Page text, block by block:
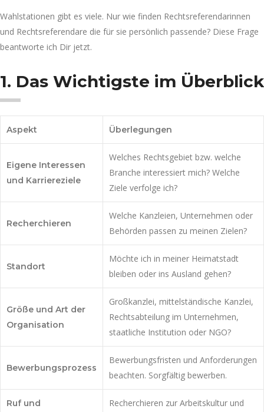
Wahlstationen gibt es viele. Nur wie finden Rechtsreferendarinnen
und Rechtsreferendare die für sie persönlich passende? Diese Frage
beantworte ich Dir jetzt.
1. Das Wichtigste im Überblick
Aspekt Überlegungen
Eigene Interessen
und Karriereziele
Welches Rechtsgebiet bzw. welche
Branche interessiert mich? Welche
Ziele verfolge ich?
Recherchieren
Welche Kanzleien, Unternehmen oder
Behörden passen zu meinen Zielen?
Standort
Möchte ich in meiner Heimatstadt
bleiben oder ins Ausland gehen?
Größe und Art der
Organisation
Großkanzlei, mittelständische Kanzlei,
Rechtsabteilung im Unternehmen,
staatliche Institution oder NGO?
Bewerbungsprozess
Bewerbungsfristen und Anforderungen
beachten. Sorgfältig bewerben.
Ruf und
Recherchieren zur Arbeitskultur und